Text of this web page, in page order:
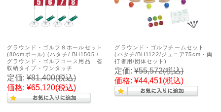
グラウンド・ゴルフ８ホールセット
(80cmポール) (ハタチ/ BH1505 /
グラウンド・ゴルフコース用品 省
収納タイプ・ワンタッチ
定価: ¥81,400(税込)
価格: ¥65,120(税込)
グラウンド・ゴルフチームセット
(ハタチ/BH1122/ジュニア75cm・両
打者用/団体セット)
定価: ¥55,572(税込)
価格: ¥44,451(税込)